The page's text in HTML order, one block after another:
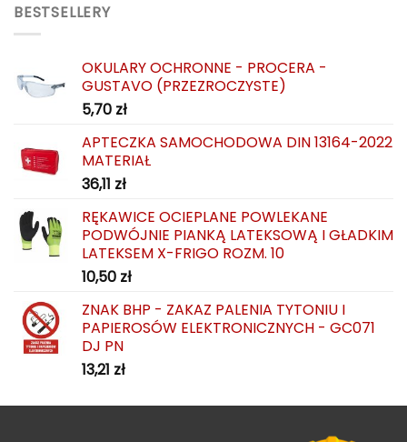
BESTSELLERY
OKULARY OCHRONNE - PROCERA -
GUSTAVO (PRZEZROCZYSTE)
5,70 zł
APTECZKA SAMOCHODOWA DIN 13164-2022
MATERIAŁ
36,11 zł
RĘKAWICE OCIEPLANE POWLEKANE
PODWÓJNIE PIANKĄ LATEKSOWĄ I GŁADKIM
LATEKSEM X-FRIGO ROZM. 10
10,50 zł
ZNAK BHP - ZAKAZ PALENIA TYTONIU I
PAPIEROSÓW ELEKTRONICZNYCH - GC071
DJ PN
13,21 zł